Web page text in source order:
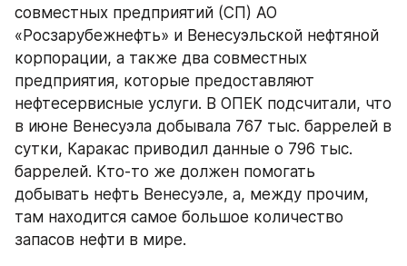
совместных предприятий (СП) АО
«Росзарубежнефть» и Венесуэльской нефтяной
корпорации, а также два совместных
предприятия, которые предоставляют
нефтесервисные услуги. В ОПЕК подсчитали, что
в июне Венесуэла добывала 767 тыс. баррелей в
сутки, Каракас приводил данные о 796 тыс.
баррелей. Кто-то же должен помогать
добывать нефть Венесуэле, а, между прочим,
там находится самое большое количество
запасов нефти в мире.